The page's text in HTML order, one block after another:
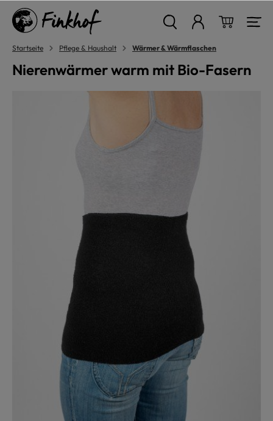
springen
Startseite Pflege & Haushalt Wärmer & Wärmflaschen
Nierenwärmer warm mit Bio-Fasern